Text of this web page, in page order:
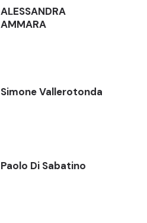
ALESSANDRA
AMMARA
Simone Vallerotonda
Paolo Di Sabatino